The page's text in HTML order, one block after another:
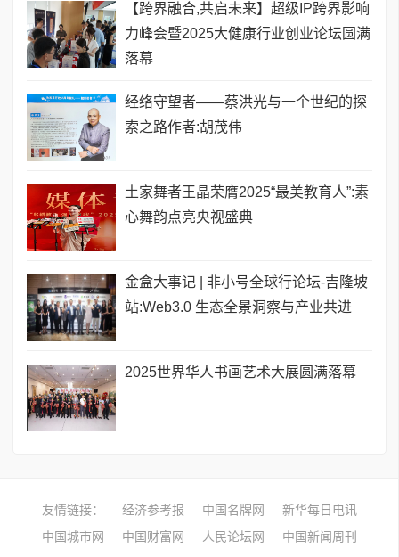
【跨界融合,共启未来】超级IP跨界影响
力峰会暨2025大健康行业创业论坛圆满
落幕
经络守望者——蔡洪光与一个世纪的探
索之路作者:胡茂伟
土家舞者王晶荣膺2025“最美教育人”:素
心舞韵点亮央视盛典
金盒大事记 | 非小号全球行论坛-吉隆坡
站:Web3.0 生态全景洞察与产业共进
2025世界华人书画艺术大展圆满落幕
友情链接： 经济参考报 中国名牌网
新华每日电讯
中国城市网
中国财富网 人民论坛网
中国新闻周刊